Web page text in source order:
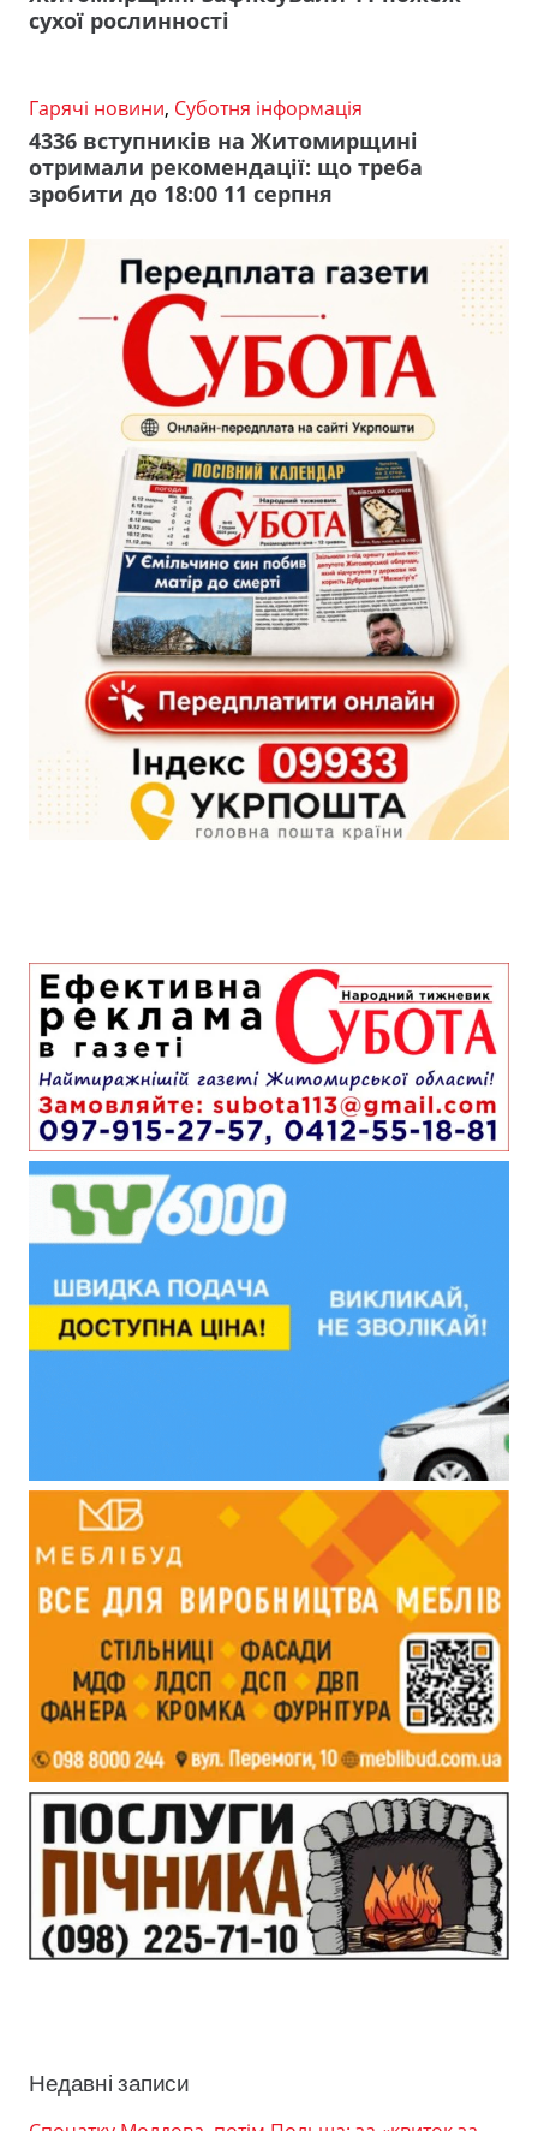
сухої рослинності
Гарячі новини, Суботня інформація
4336 вступників на Житомирщині
отримали рекомендації: що треба
зробити до 18:00 11 серпня
Недавні записи